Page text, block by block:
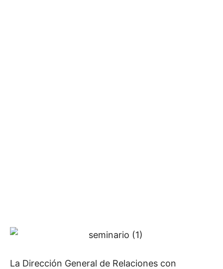
La Dirección General de Relaciones con